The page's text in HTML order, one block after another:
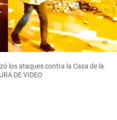
los ataques contra la Casa de la
DE VIDEO